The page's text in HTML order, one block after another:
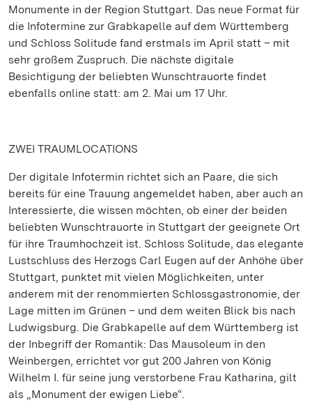
Monumente in der Region Stuttgart. Das neue Format für
die Infotermine zur Grabkapelle auf dem Württemberg
und Schloss Solitude fand erstmals im April statt – mit
sehr großem Zuspruch. Die nächste digitale
Besichtigung der beliebten Wunschtrauorte findet
ebenfalls online statt: am 2. Mai um 17 Uhr.
ZWEI TRAUMLOCATIONS
Der digitale Infotermin richtet sich an Paare, die sich
bereits für eine Trauung angemeldet haben, aber auch an
Interessierte, die wissen möchten, ob einer der beiden
beliebten Wunschtrauorte in Stuttgart der geeignete Ort
für ihre Traumhochzeit ist. Schloss Solitude, das elegante
Lustschluss des Herzogs Carl Eugen auf der Anhöhe über
Stuttgart, punktet mit vielen Möglichkeiten, unter
anderem mit der renommierten Schlossgastronomie, der
Lage mitten im Grünen – und dem weiten Blick bis nach
Ludwigsburg. Die Grabkapelle auf dem Württemberg ist
der Inbegriff der Romantik: Das Mausoleum in den
Weinbergen, errichtet vor gut 200 Jahren von König
Wilhelm I. für seine jung verstorbene Frau Katharina, gilt
als „Monument der ewigen Liebe“.